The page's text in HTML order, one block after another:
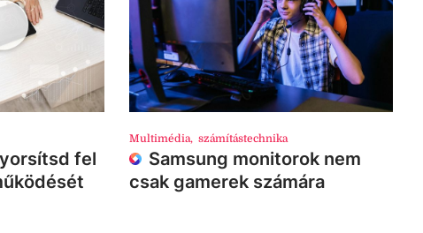
fel
Multimédia, számítástechnika
Samsung monitorok nem
csak gamerek számára